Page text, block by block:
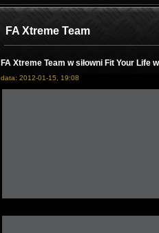
FA Xtreme Team
FA Xtreme Team w siłowni Fit Your Life
data: 2012-01-15, 19:08